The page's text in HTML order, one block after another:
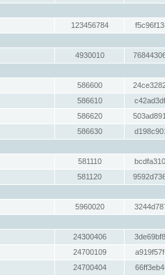
123456784
4930010
586600
586610
586620
586630
581110
581120
5960020
24300406
24700109
24700404